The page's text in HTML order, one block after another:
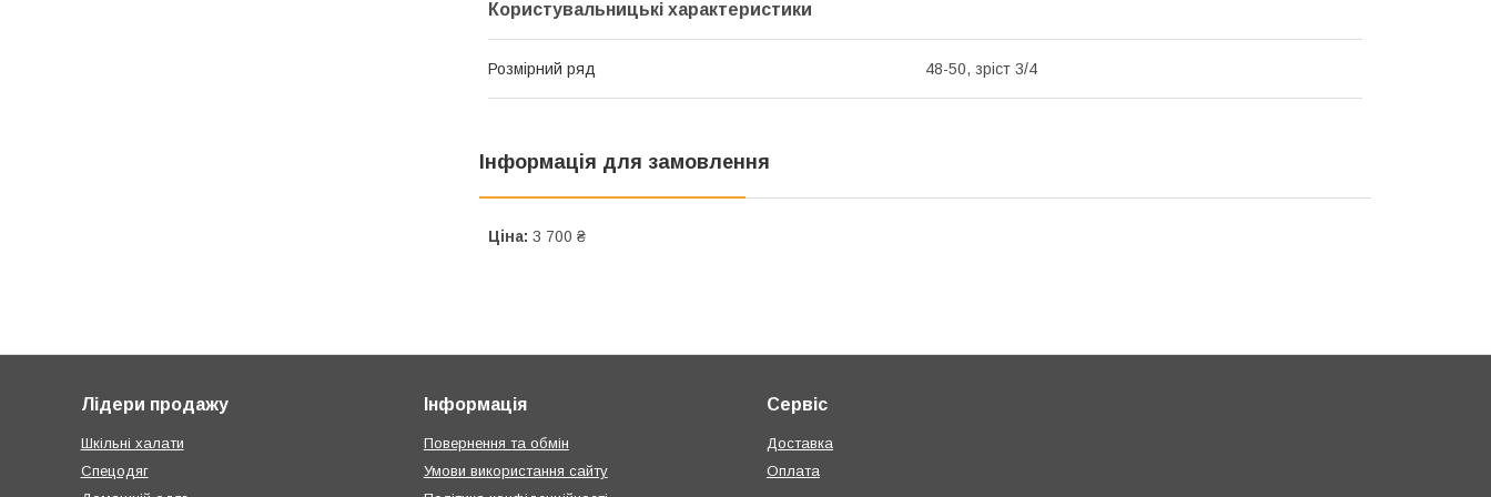
Користувальницькі характеристики
Розмірний ряд 48-50, зріст 3/4
Інформація для замовлення
Ціна: 3 700 ₴
Лідери продажу
Шкільні халати
Спецодяг
Інформація
Повернення та обмін
Умови використання сайту
Сервіс
Доставка
Оплата